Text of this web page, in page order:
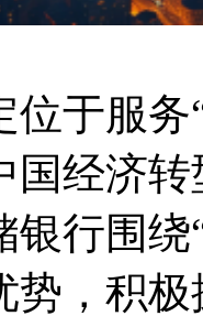
于服务“
中国经
行围绕
，积